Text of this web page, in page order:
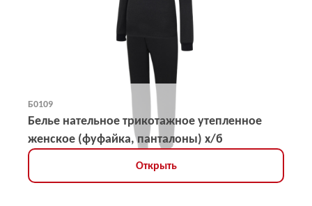
Б0109
Белье нательное трикотажное утепленное
женское (фуфайка, панталоны) х/б
Открыть